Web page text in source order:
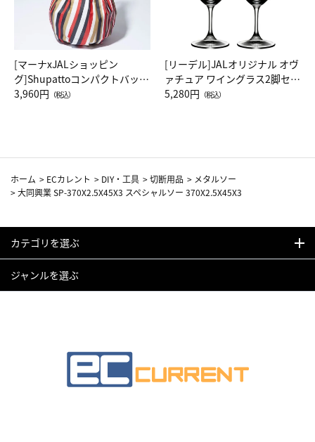
[マーナxJALショッピン
グ]Shupattoコンパクトバッグ
Drop JAL客室乗務員（LC）ス
3,960円 （税込）
[リーデル]JALオリジナル オヴ
ァチュア ワイングラス2脚セッ
ト（レッドワイン）
5,280円 （税込）
ホーム > ECカレント > DIY・工具 >切断用品 > メタルソー
>大同興業 SP-370X2.5X45X3 スペシャルソー 370X2.5X45X3
カテゴリを選ぶ
ジャンルを選ぶ